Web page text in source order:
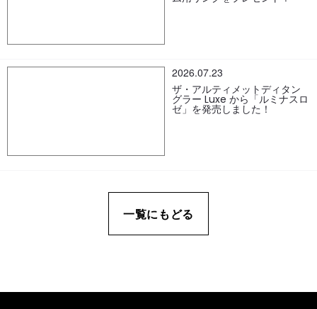
2026.07.23
ザ・アルティメットディタン
グラー Luxe から「ルミナスロ
ゼ」を発売しました！
一覧にもどる